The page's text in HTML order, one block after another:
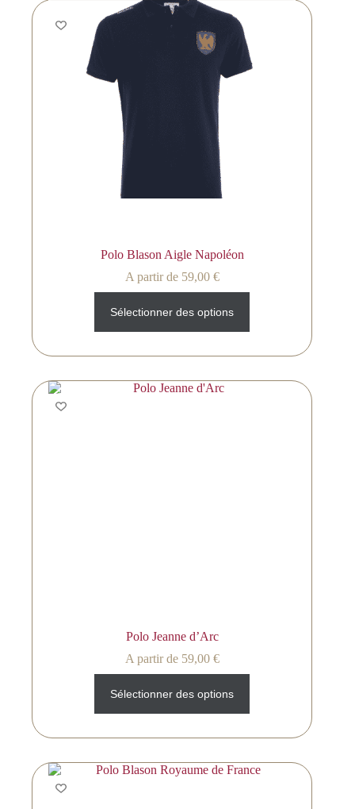
Polo Blason Aigle Napoléon
A partir de 59,00 €
Sélectionner des options
Polo Jeanne d’Arc
A partir de 59,00 €
Sélectionner des options